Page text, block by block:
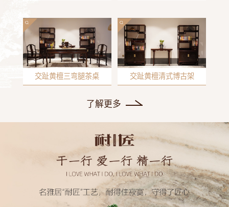
交趾黄檀三弯腿茶桌 交趾黄檀清式博古架
了解更多